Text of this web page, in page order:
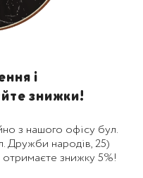
і
знижки!
з нашого офісу бул.
Дружби народів, 25)
знижку 5%!